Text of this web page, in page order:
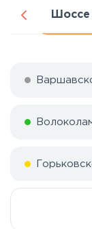
Шоссе